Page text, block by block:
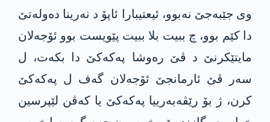
وی جێبەجێ نەبوو، ئیعتیبارا ئاپۆ د نەرینا دەولەتێ
دا کێم بوو، چ ببیت بلا ببیت پێویست بوو ئۆجەلان
مایتێكرنێ د ڤێ رەوشا پەکەکێ دا بکەت، ل
سەر ڤێ ئارمانجێ ئۆجەلان گەف ل پەکەکێ
کرن، ژ بۆ رێڤەبه‌رییا پەکەکێ یا کەڤن لێپرسین